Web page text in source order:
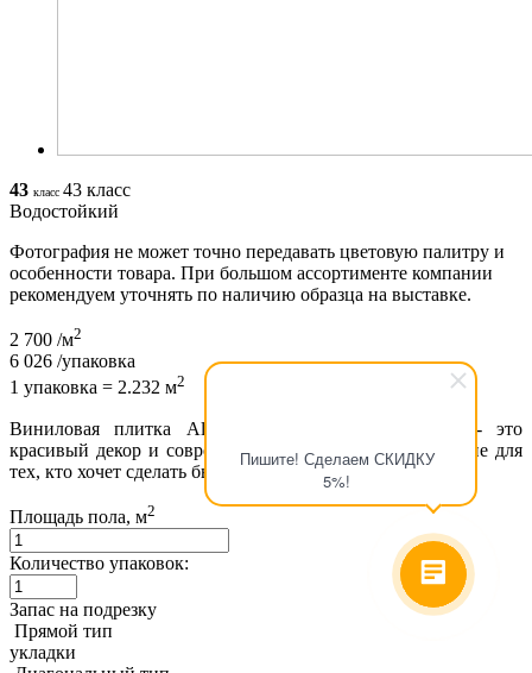
Пишите! Сделаем СКИДКУ
5%!
43 класс 43 класс
Водостойкий
Фотография не может точно передавать цветовую палитру и
особенности товара. При большом ассортименте компании
рекомендуем уточнять по наличию образца на выставке.
2 700 /м2
6 026 /упаковка
1 упаковка = 2.232 м2
Виниловая плитка Alpine Floor Ларнака ECO 4-11- это
красивый декор и современное, инновационное решение для
тех, кто хочет сделать быстрый...подробнее
Площадь пола, м2
Количество упаковок:
Запас на подрезку
Прямой тип
укладки